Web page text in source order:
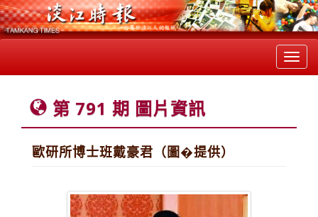
第 791 期 圖片資訊
歐研所博士班戴豪君（圖�提供）